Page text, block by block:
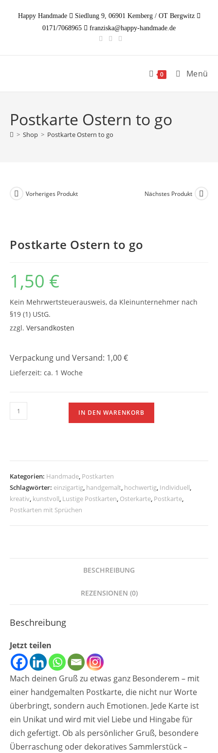
InhaltHappy Handmade
Siedlung 9, 06901 Kemberg / OT Bergwitz
0171/7068965
franziska@happy-handmade.de
0 Menü
Postkarte Ostern to go
> Shop > Postkarte Ostern to go
Vorheriges Produkt Nächstes Produkt
Postkarte Ostern to go
1,50 €
Kein Mehrwertsteuerausweis, da Kleinunternehmer nach
§19 (1) UStG.
zzgl. Versandkosten
Verpackung und Versand: 1,00 €
Lieferzeit: ca. 1 Woche
Postkarte
Ostern
IN DEN WARENKORB
Kategorien: Handmade, Postkarten
Schlagwörter: einzigartig, handgemalt, hochwertig, Individuell,
kreativ, kunstvoll, Lustige Postkarten, Osterkarte, Postkarte,
Postkarten mit Sprüchen
BESCHREIBUNG
REZENSIONEN (0)
Beschreibung
Jetzt teilen
Mach deinen Gruß zu etwas ganz Besonderem – mit
einer handgemalten Postkarte, die nicht nur Worte
überbringt, sondern auch Emotionen. Jede Karte ist
ein Unikat und wird mit viel Liebe und Hingabe für
dich gefertigt. Ob als persönlicher Gruß, besondere
Überraschung oder dekoratives Sammlerstück –